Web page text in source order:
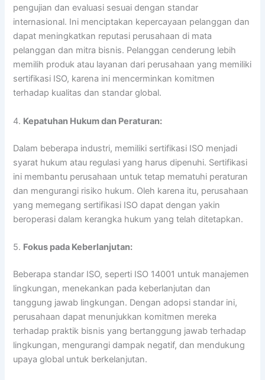
pengujian dan evaluasi sesuai dengan standar
internasional. Ini menciptakan kepercayaan pelanggan dan
dapat meningkatkan reputasi perusahaan di mata
pelanggan dan mitra bisnis. Pelanggan cenderung lebih
memilih produk atau layanan dari perusahaan yang memiliki
sertifikasi ISO, karena ini mencerminkan komitmen
terhadap kualitas dan standar global.
4. Kepatuhan Hukum dan Peraturan:
Dalam beberapa industri, memiliki sertifikasi ISO menjadi
syarat hukum atau regulasi yang harus dipenuhi. Sertifikasi
ini membantu perusahaan untuk tetap mematuhi peraturan
dan mengurangi risiko hukum. Oleh karena itu, perusahaan
yang memegang sertifikasi ISO dapat dengan yakin
beroperasi dalam kerangka hukum yang telah ditetapkan.
5. Fokus pada Keberlanjutan:
Beberapa standar ISO, seperti ISO 14001 untuk manajemen
lingkungan, menekankan pada keberlanjutan dan
tanggung jawab lingkungan. Dengan adopsi standar ini,
perusahaan dapat menunjukkan komitmen mereka
terhadap praktik bisnis yang bertanggung jawab terhadap
lingkungan, mengurangi dampak negatif, dan mendukung
upaya global untuk berkelanjutan.